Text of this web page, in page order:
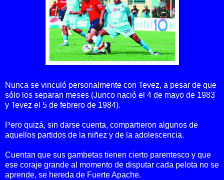
Nunca se vinculó personalmente con Tevez, a pesar de que
sólo los separan meses (Junco nació el 4 de mayo de 1983
y Tevez el 5 de febrero de 1984).
Pero quizá, sin darse cuenta, compartieron algunos de
aquellos partidos de la niñez y de la adolescencia.
Cuentan que sus gambetas tienen cierto parentesco y que
ese coraje grande al momento de disputar cada pelota no se
aprende, se hereda de Fuerte Apache.